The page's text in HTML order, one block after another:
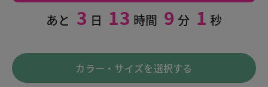
あと 3日 13時間 8分 59秒
カラー・サイズを選択する